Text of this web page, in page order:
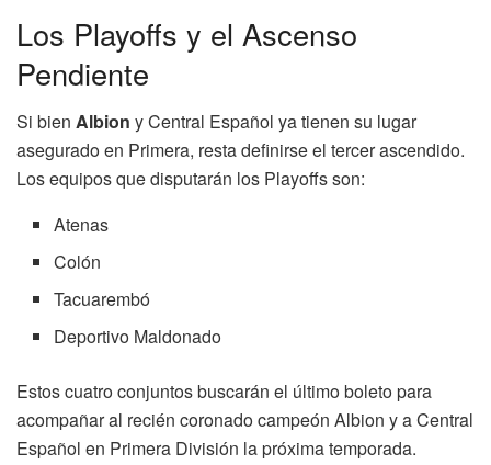
Los Playoffs y el Ascenso
Pendiente
Si bien Albion y Central Español ya tienen su lugar
asegurado en Primera, resta definirse el tercer ascendido.
Los equipos que disputarán los Playoffs son:
Atenas
Colón
Tacuarembó
Deportivo Maldonado
Estos cuatro conjuntos buscarán el último boleto para
acompañar al recién coronado campeón Albion y a Central
Español en Primera División la próxima temporada.